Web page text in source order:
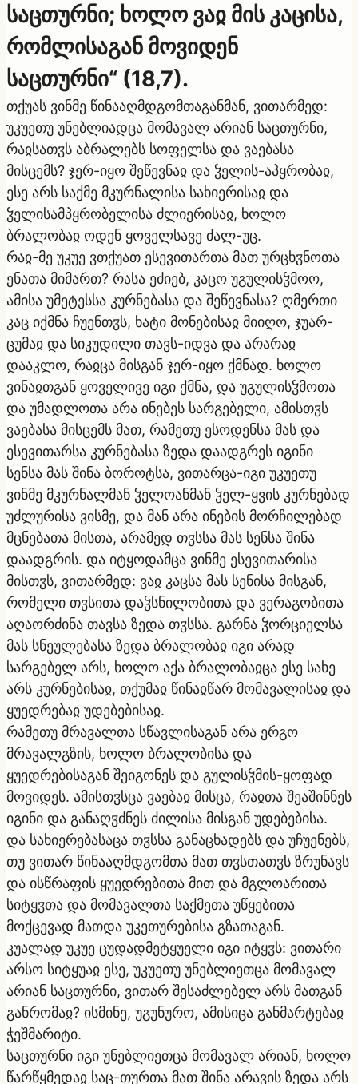
საცთურნი; ხოლო ვაჲ მის კაცისა,
რომლისაგან მოვიდენ
საცთურნი“ (18,7).
თქუას ვინმე წინააღმდგომთაგანმან, ვითარმედ:
უკუეთუ უნებლიადცა მომავალ არიან საცთურნი,
რაჲსათჳს აბრალებს სოფელსა და ვაებასა
მისცემს? ჯერ-იყო შეწევნაჲ და ჴელის-აპყრობაჲ,
ესე არს საქმე მკურნალისა სახიერისაჲ და
ჴელისამპყრობელისა ძლიერისაჲ, ხოლო
ბრალობაჲ ოდენ ყოველსავე ძალ-უც.
რაჲ-მე უკუე ვთქუათ ესევითართა მათ ურცხჳნოთა
ენათა მიმართ? რასა ეძიებ, კაცო უგულისჴმოო,
ამისა უმეტესსა კურნებასა და შეწევნასა? ღმერთი
კაც იქმნა ჩუენთჳს, ხატი მონებისაჲ მიიღო, ჯუარ-
ცუმაჲ და სიკუდილი თავს-იდვა და არარაჲ
დააკლო, რაჲცა მისგან ჯერ-იყო ქმნად. ხოლო
ვინაჲთგან ყოველივე იგი ქმნა, და უგულისჴმოთა
და უმადლოთა არა ინებეს სარგებელი, ამისთჳს
ვაებასა მისცემს მათ, რამეთუ ესოდენსა მას და
ესევითარსა კურნებასა ზედა დაადგრეს იგინი
სენსა მას შინა ბოროტსა, ვითარცა-იგი უკუეთუ
ვინმე მკურნალმან ჴელოანმან ჴელ-ყვის კურნებად
უძლურისა ვისმე, და მან არა ინების მორჩილებად
მცნებათა მისთა, არამედ თჳსსა მას სენსა შინა
დაადგრის. და იტყოდამცა ვინმე ესევითარისა
მისთჳს, ვითარმედ: ვაჲ კაცსა მას სენისა მისგან,
რომელი თჳსითა დაჴსნილობითა და ვერაგობითა
აღაორძინა თავსა ზედა თჳსსა. გარნა ჴორციელსა
მას სნეულებასა ზედა ბრალობაჲ იგი არად
სარგებელ არს, ხოლო აქა ბრალობაჲცა ესე სახე
არს კურნებისაჲ, თქუმაჲ წინაჲწარ მომავალისაჲ და
ყუედრებაჲ უდებებისაჲ.
რამეთუ მრავალთა სწავლისაგან არა ერგო
მრავალგზის, ხოლო ბრალობისა და
ყუედრებისაგან შეიგონეს და გულისჴმის-ყოფად
მოვიდეს. ამისთჳსცა ვაებაჲ მისცა, რაჲთა შეაშინნეს
იგინი და განაღჳძნეს ძილისა მისგან უდებებისა.
და სახიერებასაცა თჳსსა განაცხადებს და უჩუენებს,
თუ ვითარ წინააღმდგომთა მათ თჳსთათჳს ზრუნავს
და ისწრაფის ყუედრებითა მით და მგლოარითა
სიტყჳთა და მომავალთა საქმეთა უწყებითა
მოქცევად მათდა უკეთურებისა გზათაგან.
კუალად უკუე ცუდადმეტყუელი იგი იტყჳს: ვითარი
არსო სიტყუაჲ ესე, უკუეთუ უნებლიეთცა მომავალ
არიან საცთურნი, ვითარ შესაძლებელ არს მათგან
განრომაჲ? ისმინე, უგუნურო, ამისიცა განმარტებაჲ
ჭეშმარიტი.
საცთურნი იგი უნებლიეთცა მომავალ არიან, ხოლო
წარწყმედაჲ საც-თურთა მათ შინა არავის ზედა არს